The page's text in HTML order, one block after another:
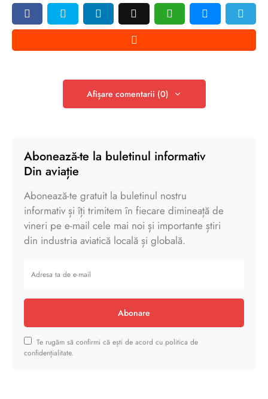
Afișare comentarii (0)
Abonează-te la buletinul informativ
Din aviație
Abonează-te gratuit la buletinul nostru
informativ și îți trimitem în fiecare dimineață de
vineri pe e-mail cele mai noi și importante știri
din industria aviatică locală și globală.
Abonare
Te rugăm să confirmi că ești de acord cu politica de
confidențialitate.